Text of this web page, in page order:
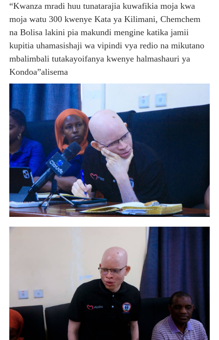
“Kwanza mradi huu tunatarajia kuwafikia moja kwa
moja watu 300 kwenye Kata ya Kilimani, Chemchem
na Bolisa lakini pia makundi mengine katika jamii
kupitia uhamasishaji wa vipindi vya redio na mikutano
mbalimbali tutakayoifanya kwenye halmashauri ya
Kondoa”alisema